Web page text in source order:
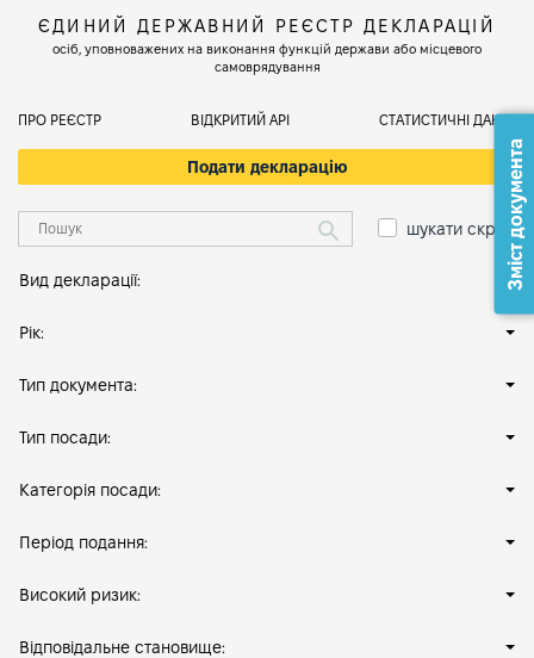
ЄДИНИЙ ДЕРЖАВНИЙ РЕЄСТР ДЕКЛАРАЦІЙ
осіб, уповноважених на виконання функцій держави або місцевого
самоврядування
ПРО РЕЄСТР ВІДКРИТИЙ АРІ СТАТИСТИЧНІ ДАНІ
Подати декларацію
шукати скрізь
Вид декларації:
Рік:
Тип документа:
Тип посади:
Категорія посади:
Період подання:
Високий ризик:
Відповідальне становище:
Зміст документа